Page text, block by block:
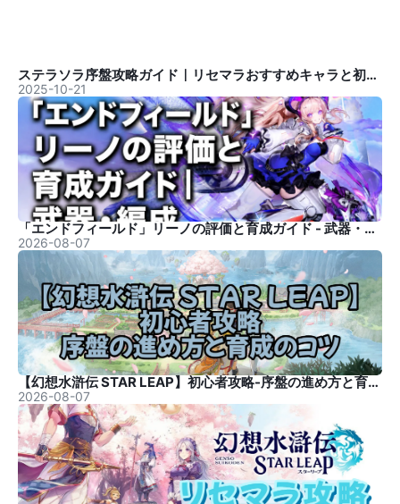
ステラソラ序盤攻略ガイド｜リセマラおすすめキャラと初期攻略法
2025-10-21
「エンドフィールド」リーノの評価と育成ガイド - 武器・編成
2026-08-07
【幻想水滸伝 STAR LEAP】初心者攻略-序盤の進め方と育成のコツ
2026-08-07